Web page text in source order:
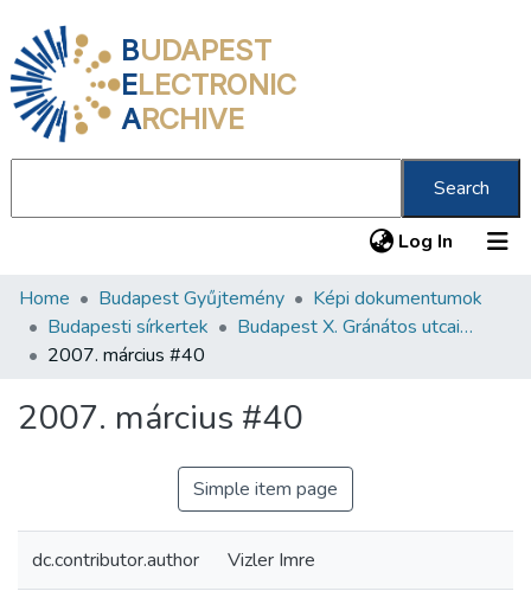
BUDAPEST
ELECTRONIC
ARCHIVE
Search
Log In (current)
Communities & Collections
All of DSpace
Home Budapest Gyűjtemény
Képi dokumentumok
Budapesti sírkertek
Budapest X. Gránátos utcai Orthodox Zsidó Temető
2007. március #40
2007. március #40
Simple item page
dc.contributor.author Vizler Imre